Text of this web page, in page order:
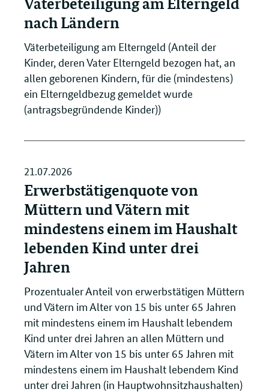
nach Ländern
Väterbeteiligung am Elterngeld (Anteil der
Kinder, deren Vater Elterngeld bezogen hat, an
allen geborenen Kindern, für die (mindestens)
ein Elterngeldbezug gemeldet wurde
(antragsbegründende Kinder))
21.07.2026
Erwerbstätigenquote von
Müttern und Vätern mit
mindestens einem im Haushalt
lebenden Kind unter drei
Jahren
Prozentualer Anteil von erwerbstätigen Müttern
und Vätern im Alter von 15 bis unter 65 Jahren
mit mindestens einem im Haushalt lebendem
Kind unter drei Jahren an allen Müttern und
Vätern im Alter von 15 bis unter 65 Jahren mit
mindestens einem im Haushalt lebendem Kind
unter drei Jahren (in Hauptwohnsitzhaushalten)